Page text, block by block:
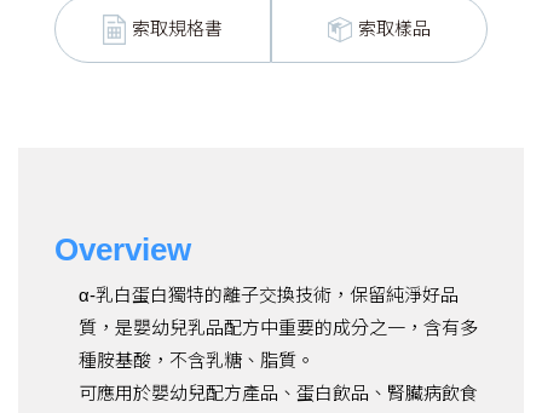
索取規格書 索取樣品
Overview
α-乳白蛋白獨特的離子交換技術，保留純淨好品
質，是嬰幼兒乳品配方中重要的成分之一，含有多
種胺基酸，不含乳糖、脂質。
可應用於嬰幼兒配方產品、蛋白飲品、腎臟病飲食